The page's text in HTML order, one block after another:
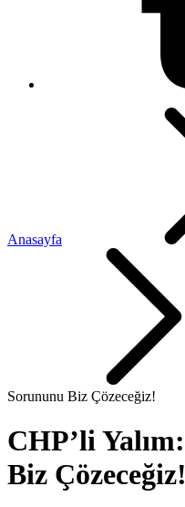
Anasayfa
Sorununu Biz Çözeceğiz!
CHP’li
Biz Çözeceğiz!